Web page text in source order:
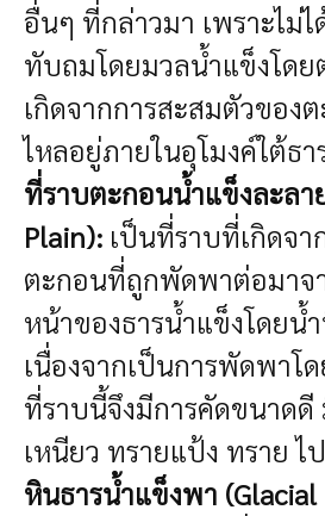
อื่นๆ ที่กล่าวมา เพราะไม่ไ
ทับถมโดยมวลน้ำแข็งโดย
เกิดจากการสะสมตัวของ
ไหลอยู่ภายในอุโมงค์ใต้ธา
ที่ราบตะกอนน้ำแข็งละลา
Plain): เป็นที่ราบที่เกิดจ
ตะกอนที่ถูกพัดพาต่อมาจ
หน้าของธารน้ำแข็งโดยน้
เนื่องจากเป็นการพัดพาโ
ที่ราบนี้จึงมีการคัดขนาด
เหนียว ทรายแป้ง ทราย ไ
หินธารน้ำแข็งพา (Glacial